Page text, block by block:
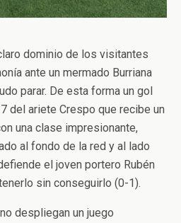
dominio de los visitantes
ante un mermado Burriana
parar. De esta forma un gol
del ariete Crespo que recibe un
una clase impresionante,
al fondo de la red y al lado
el joven portero Rubén
sin conseguirlo (0-1).
despliegan un juego